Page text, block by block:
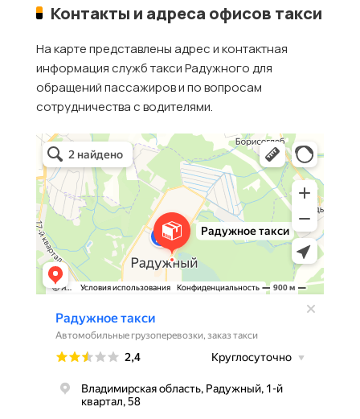
Контакты и адреса офисов такси
На карте представлены адрес и контактная
информация служб такси Радужного для
обращений пассажиров и по вопросам
сотрудничества с водителями.